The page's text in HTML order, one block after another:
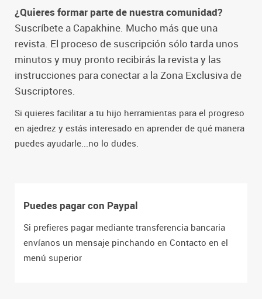
¿Quieres formar parte de nuestra comunidad?
Suscríbete a Capakhine. Mucho más que una
revista. El proceso de suscripción sólo tarda unos
minutos y muy pronto recibirás la revista y las
instrucciones para conectar a la Zona Exclusiva de
Suscriptores.
Si quieres facilitar a tu hijo herramientas para el progreso
en ajedrez y estás interesado en aprender de qué manera
puedes ayudarle...no lo dudes.
Puedes pagar con Paypal
Si prefieres pagar mediante transferencia bancaria
envíanos un mensaje pinchando en Contacto en el
menú superior